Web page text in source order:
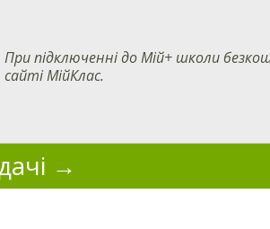
При підключенні до Мій+ школи
сайті МійКлас.